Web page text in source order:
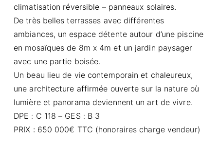
climatisation réversible – panneaux solaires.
De très belles terrasses avec différentes
ambiances, un espace détente autour d’une piscine
en mosaïques de 8m x 4m et un jardin paysager
avec une partie boisée.
Un beau lieu de vie contemporain et chaleureux,
une architecture affirmée ouverte sur la nature où
lumière et panorama deviennent un art de vivre.
DPE : C 118 – GES : B 3
PRIX : 650 000€ TTC (honoraires charge vendeur)